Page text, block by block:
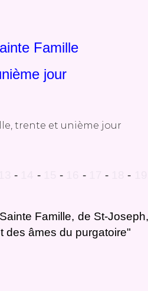
Famille
jour
- - - - - -
Famille, de St-
des âmes du purgatoire"